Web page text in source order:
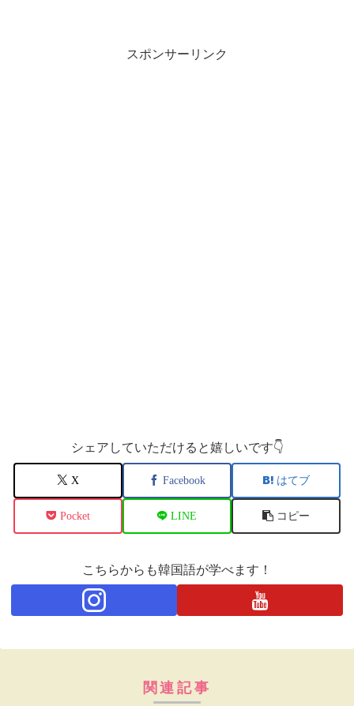
スポンサーリンク
シェアしていただけると嬉しいです👇
X Facebook はてブ
Pocket LINE コピー
こちらからも韓国語が学べます！
関連記事